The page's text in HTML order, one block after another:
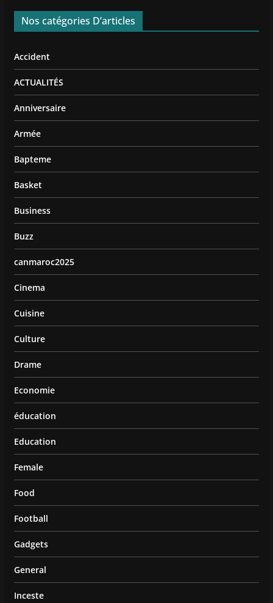
Nos catégories D’articles
Accident
ACTUALITÉS
Anniversaire
Armée
Bapteme
Basket
Business
Buzz
canmaroc2025
Cinema
Cuisine
Culture
Drame
Economie
éducation
Education
Female
Food
Football
Gadgets
General
Inceste